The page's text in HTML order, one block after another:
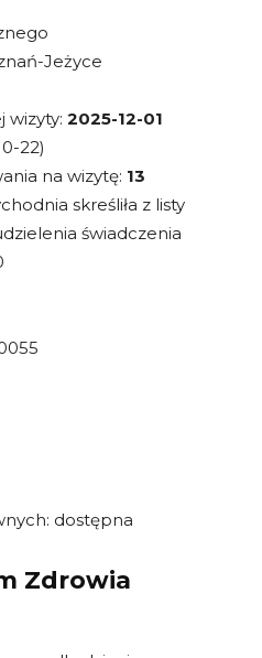
Jeżyce
wizyty: 2025-12-01
22)
na wizytę: 13
skreśliła z listy
świadczenia
dostępna
Zdrowia